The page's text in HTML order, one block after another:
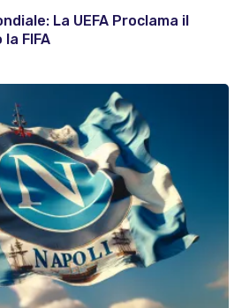
La UEFA Proclama il
FIFA